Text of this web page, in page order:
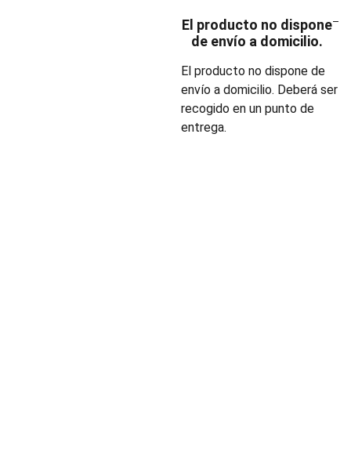
El producto no dispone
de envío a domicilio.
El producto no dispone de
envío a domicilio. Deberá ser
recogido en un punto de
entrega.